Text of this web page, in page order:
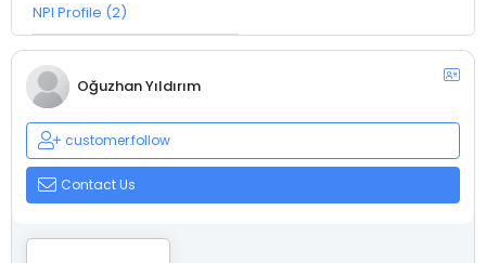
NPI Profile (2)
Oğuzhan Yıldırım
customer.follow
Contact Us